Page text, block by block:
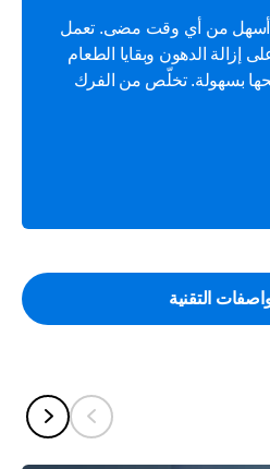
من أي وقت مضى. تعمل
إزالة الدهون وبقايا الطعام
بسهولة. تخلّص من الفرك
التقنية